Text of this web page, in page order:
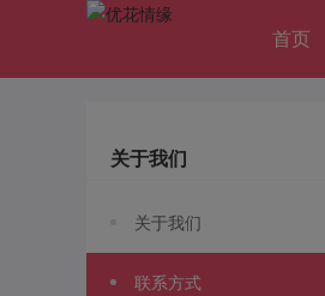
首页
关于我们
关于我们
联系方式